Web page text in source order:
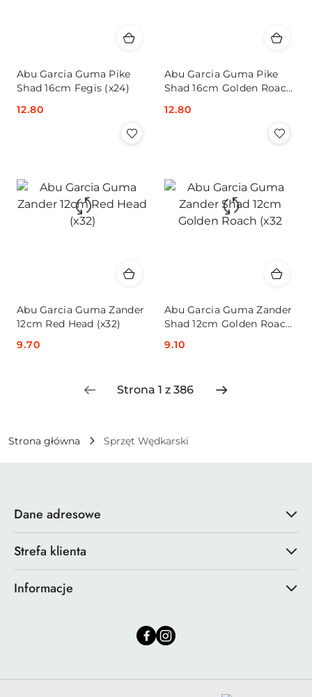
Abu Garcia Guma Pike
Shad 16cm Fegis (x24)
Cena:
12.80
Abu Garcia Guma Pike
Shad 16cm Golden Roach
Cena:
12.80
Abu Garcia Guma Zander
12cm Red Head (x32)
Cena:
9.70
Abu Garcia Guma Zander
Shad 12cm Golden Roach
Cena:
9.10
Strona główna Sprzęt Wędkarski
Dane adresowe
Strefa klienta
Informacje